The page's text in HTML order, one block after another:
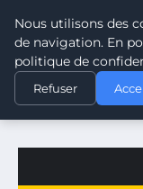
CLIMATE
ACCUEIL
RUBIS : BILAN
Nous utilisons des
de navigation. En
politique de
Refuser